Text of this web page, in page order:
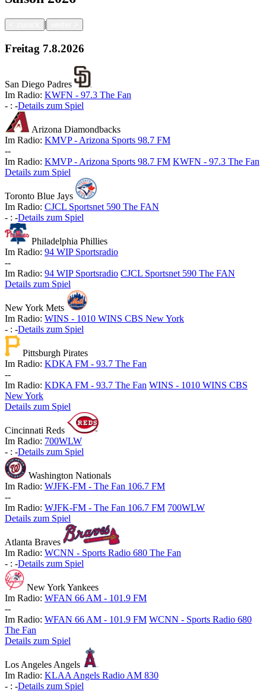
|
Freitag 7.8.2026
San Diego Padres
Im Radio: KWFN - 97.3 The Fan
- : -Details zum Spiel
Arizona Diamondbacks
Im Radio: KMVP - Arizona Sports 98.7 FM
--
Im Radio: KMVP - Arizona Sports 98.7 FM KWFN - 97.3 The Fan
Details zum Spiel
Toronto Blue Jays
Im Radio: CJCL Sportsnet 590 The FAN
- : -Details zum Spiel
Philadelphia Phillies
Im Radio: 94 WIP Sportsradio
--
Im Radio: 94 WIP Sportsradio CJCL Sportsnet 590 The FAN
Details zum Spiel
New York Mets
Im Radio: WINS - 1010 WINS CBS New York
- : -Details zum Spiel
Pittsburgh Pirates
Im Radio: KDKA FM - 93.7 The Fan
--
Im Radio: KDKA FM - 93.7 The Fan WINS - 1010 WINS CBS
New York
Details zum Spiel
Cincinnati Reds
Im Radio: 700WLW
- : -Details zum Spiel
Washington Nationals
Im Radio: WJFK-FM - The Fan 106.7 FM
--
Im Radio: WJFK-FM - The Fan 106.7 FM 700WLW
Details zum Spiel
Atlanta Braves
Im Radio: WCNN - Sports Radio 680 The Fan
- : -Details zum Spiel
New York Yankees
Im Radio: WFAN 66 AM - 101.9 FM
--
Im Radio: WFAN 66 AM - 101.9 FM WCNN - Sports Radio 680
The Fan
Details zum Spiel
Los Angeles Angels
Im Radio: KLAA Angels Radio AM 830
- : -Details zum Spiel